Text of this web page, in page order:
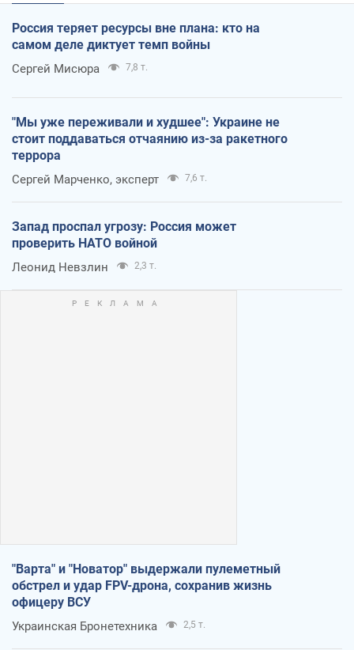
Россия теряет ресурсы вне плана: кто на
самом деле диктует темп войны
Сергей Мисюра 7,8 т.
"Мы уже переживали и худшее": Украине не
стоит поддаваться отчаянию из-за ракетного
террора
Сергей Марченко, эксперт 7,6 т.
Запад проспал угрозу: Россия может
проверить НАТО войной
Леонид Невзлин 2,3 т.
"Варта" и "Новатор" выдержали пулеметный
обстрел и удар FPV-дрона, сохранив жизнь
офицеру ВСУ
Украинская Бронетехника 2,5 т.